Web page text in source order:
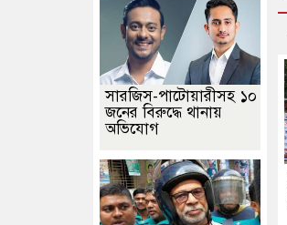
সারজিস-পাটোয়ারীসহ ১০
জনের বিরুদ্ধে থানায়
অভিযোগ